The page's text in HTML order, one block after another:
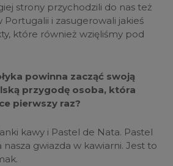
strony przychodzili do nas też
Portugalii i zasugerowali jakieś
które również wzięliśmy pod
powinna zacząć swoją
przygodę osoba, która
pierwszy raz?
kawy i Pastel de Nata. Pastel
gwiazda w kawiarni. Jest to